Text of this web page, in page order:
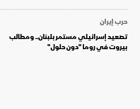
حرب إيران
تصعيد إسرائيلي مستمر بلبنان.. ومطالب
بيروت في روما "دون حلول"